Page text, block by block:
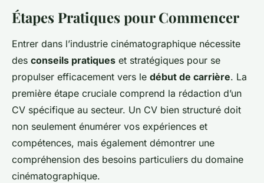
Étapes Pratiques pour Commencer
Entrer dans l’industrie cinématographique nécessite
des conseils pratiques et stratégiques pour se
propulser efficacement vers le début de carrière. La
première étape cruciale comprend la rédaction d’un
CV spécifique au secteur. Un CV bien structuré doit
non seulement énumérer vos expériences et
compétences, mais également démontrer une
compréhension des besoins particuliers du domaine
cinématographique.